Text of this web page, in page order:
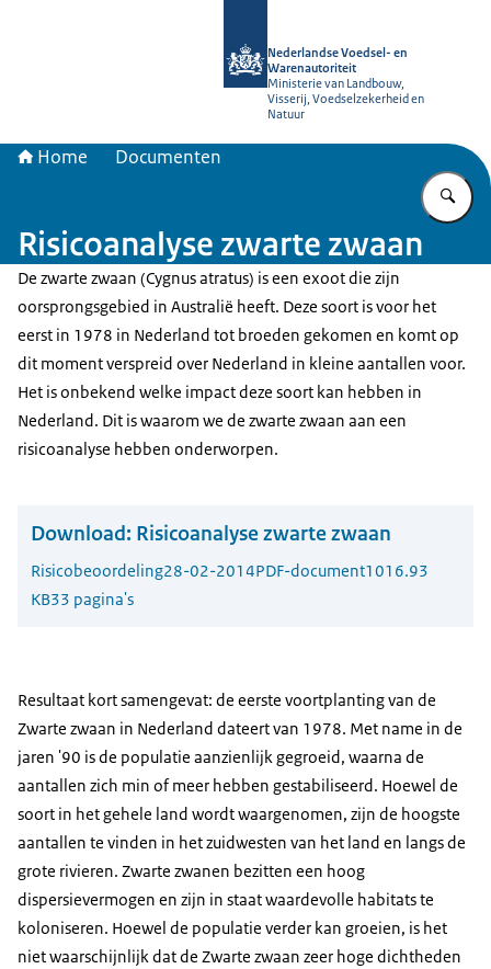
Nederlandse Voedsel- en
Warenautoriteit
Ministerie van Landbouw,
Visserij, Voedselzekerheid en
Natuur
Home Documenten
Risicoanalyse zwarte zwaan
De zwarte zwaan (Cygnus atratus) is een exoot die zijn
oorsprongsgebied in Australië heeft. Deze soort is voor het
eerst in 1978 in Nederland tot broeden gekomen en komt op
dit moment verspreid over Nederland in kleine aantallen voor.
Het is onbekend welke impact deze soort kan hebben in
Nederland. Dit is waarom we de zwarte zwaan aan een
risicoanalyse hebben onderworpen.
Download: Risicoanalyse zwarte zwaan
Risicobeoordeling28-02-2014PDF-document1016.93
KB33 pagina's
Resultaat kort samengevat: de eerste voortplanting van de
Zwarte zwaan in Nederland dateert van 1978. Met name in de
jaren '90 is de populatie aanzienlijk gegroeid, waarna de
aantallen zich min of meer hebben gestabiliseerd. Hoewel de
soort in het gehele land wordt waargenomen, zijn de hoogste
aantallen te vinden in het zuidwesten van het land en langs de
grote rivieren. Zwarte zwanen bezitten een hoog
dispersievermogen en zijn in staat waardevolle habitats te
koloniseren. Hoewel de populatie verder kan groeien, is het
niet waarschijnlijk dat de Zwarte zwaan zeer hoge dichtheden